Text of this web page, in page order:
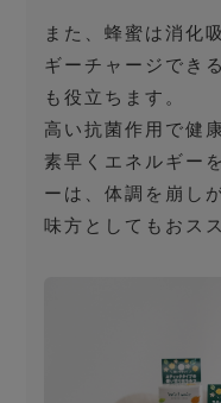
また、蜂蜜は消化
ギーチャージでき
も役立ちます。
高い抗菌作用で健
素早くエネルギー
ーは、体調を崩し
味方としてもおス